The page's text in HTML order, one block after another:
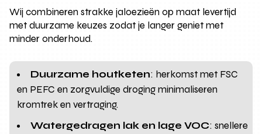
Wij combineren strakke jaloezieën op maat levertijd
met duurzame keuzes zodat je langer geniet met
minder onderhoud.
Duurzame houtketen: herkomst met FSC
en PEFC en zorgvuldige droging minimaliseren
kromtrek en vertraging.
Watergedragen lak en lage VOC: snellere